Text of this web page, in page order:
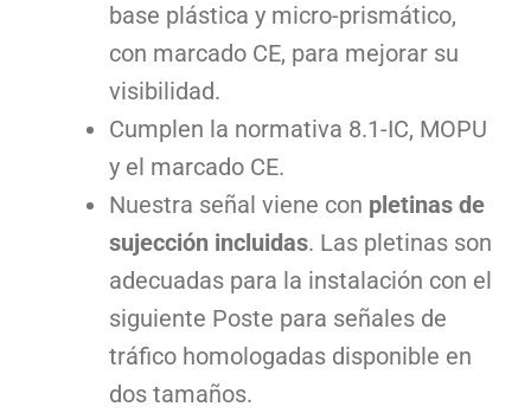
base plástica y micro-prismático,
con marcado CE, para mejorar su
visibilidad.
Cumplen la normativa 8.1-IC, MOPU
y el marcado CE.
Nuestra señal viene con pletinas de
sujección incluidas. Las pletinas son
adecuadas para la instalación con el
siguiente Poste para señales de
tráfico homologadas disponible en
dos tamaños.